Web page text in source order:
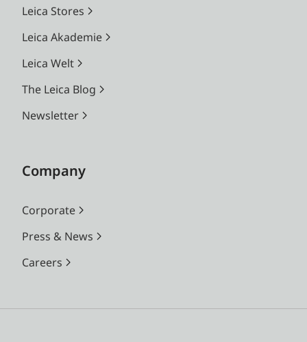
Leica Stores
Leica Akademie
Leica Welt
The Leica Blog
Newsletter
Company
Corporate
Press & News
Careers